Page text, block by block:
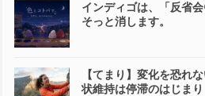
インディゴは、「反省
そっと消します。
【てまり】変化を恐れ
状維持は停滞のはじまり